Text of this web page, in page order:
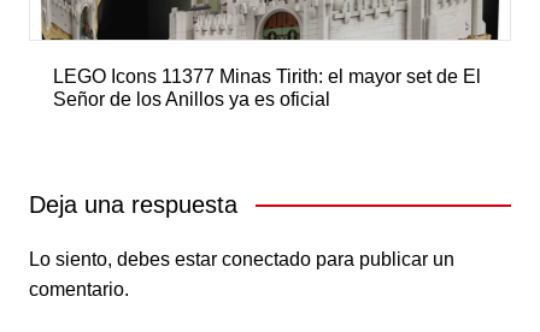
LEGO Icons 11377 Minas Tirith: el mayor set de El
Señor de los Anillos ya es oficial
Deja una respuesta
Lo siento, debes estar conectadopara publicar un
comentario.